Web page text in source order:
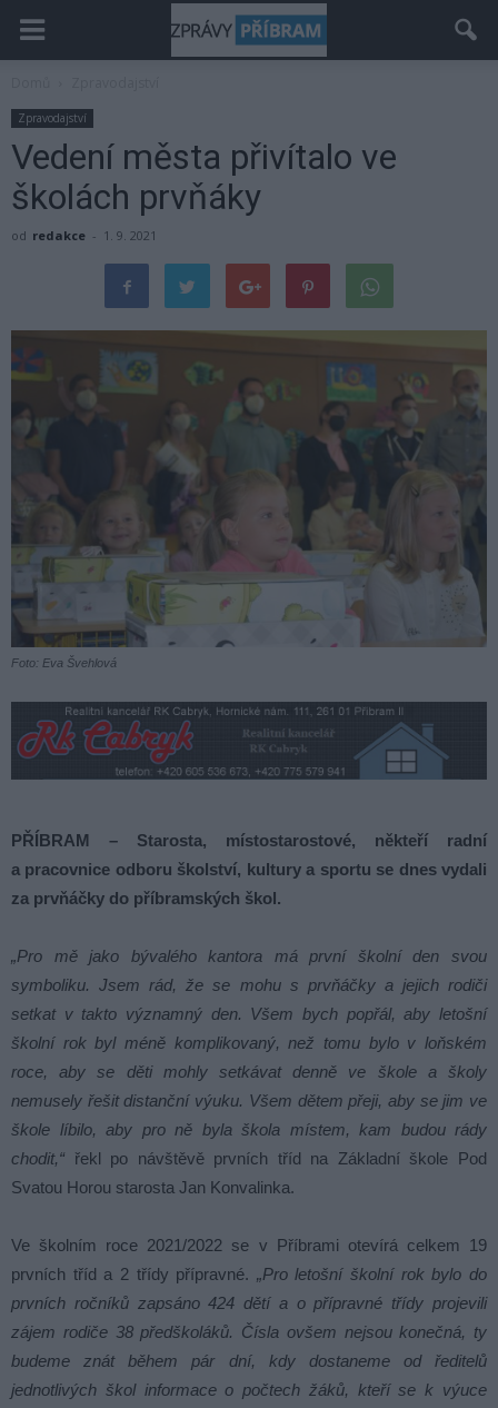
Zpravodajství
Vedení města přivítalo ve
školách prvňáky
od redakce - 1. 9. 2021
Foto: Eva Švehlová
PŘÍBRAM – Starosta, místostarostové, někteří radní
a pracovnice odboru školství, kultury a sportu se dnes vydali
za prvňáčky do příbramských škol.
„Pro mě jako bývalého kantora má první školní den svou
symboliku. Jsem rád, že se mohu s prvňáčky a jejich rodiči
setkat v takto významný den. Všem bych popřál, aby letošní
školní rok byl méně komplikovaný, než tomu bylo v loňském
roce, aby se děti mohly setkávat denně ve škole a školy
nemusely řešit distanční výuku. Všem dětem přeji, aby se jim ve
škole líbilo, aby pro ně byla škola místem, kam budou rády
chodit,“ řekl po návštěvě prvních tříd na Základní škole Pod
Svatou Horou starosta Jan Konvalinka.
Ve školním roce 2021/2022 se v Příbrami otevírá celkem 19
prvních tříd a 2 třídy přípravné. „Pro letošní školní rok bylo do
prvních ročníků zapsáno 424 dětí a o přípravné třídy projevili
zájem rodiče 38 předškoláků. Čísla ovšem nejsou konečná, ty
budeme znát během pár dní, kdy dostaneme od ředitelů
jednotlivých škol informace o počtech žáků, kteří se k výuce